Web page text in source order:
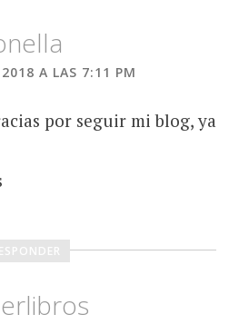
A LAS 7:11 PM
por seguir mi blog, ya